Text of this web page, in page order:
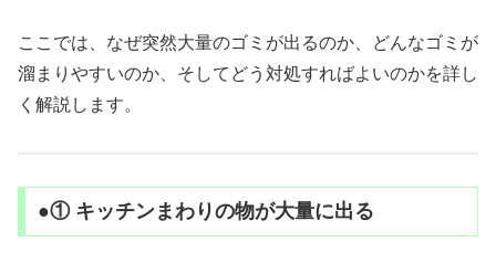
ここでは、なぜ突然大量のゴミが出るのか、どんなゴミが
溜まりやすいのか、そしてどう対処すればよいのかを詳し
く解説します。
●① キッチンまわりの物が大量に出る